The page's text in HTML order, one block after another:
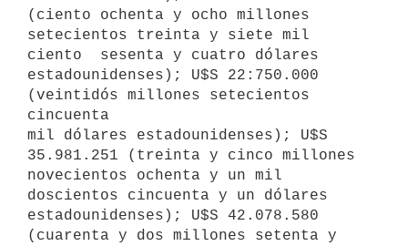
(ciento ochenta y ocho millones
setecientos treinta y siete mil
ciento  sesenta y cuatro dólares
estadounidenses); U$S 22:750.000
(veintidós millones setecientos
cincuenta
mil dólares estadounidenses); U$S
35.981.251 (treinta y cinco millones
novecientos ochenta y un mil
doscientos cincuenta y un dólares
estadounidenses); U$S 42.078.580
(cuarenta y dos millones setenta y